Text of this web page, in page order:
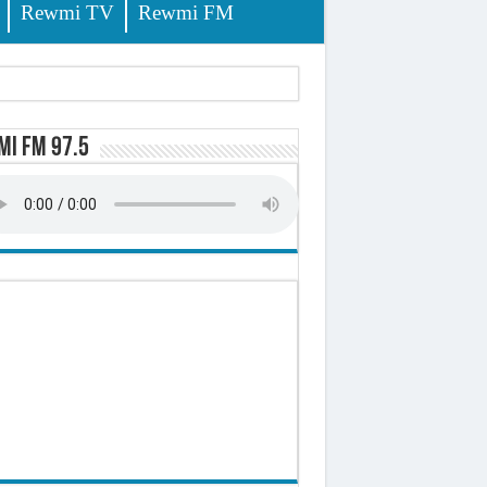
Rewmi TV Rewmi FM
FM 97.5